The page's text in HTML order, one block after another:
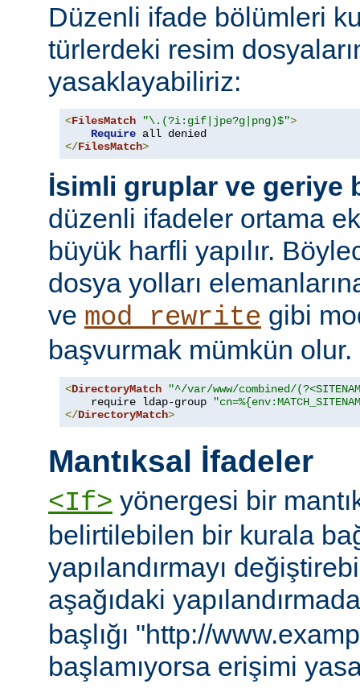
Düzenli ifade bölümleri
türlerdeki resim
yasaklayabiliriz:
<FilesMatch "\.(?i:gif|jpe?g|png)$">
Require
</FilesMatch>
İsimli gruplar ve geriye
düzenli ifadeler ortama
büyük harfli yapılır.
dosya yolları
ve mod_rewrite gibi
başvurmak mümkün olur.
<DirectoryMatch
"^/var/www/combined/
    require ldap-group
</DirectoryMatch>
Mantıksal İfadeler
<If> yönergesi bir
belirtilebilen bir kurala
yapılandırmayı
aşağıdaki
başlığı "http://
başlamıyorsa erişimi